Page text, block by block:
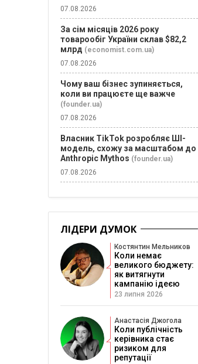
07.08.2026
За сім місяців 2026 року
товарообіг України склав $82,2
млрд (economist.com.ua)
07.08.2026
Чому ваш бізнес зупиняється,
коли ви працюєте ще важче
(founder.ua)
07.08.2026
Власник TikTok розробляє ШІ-
модель, схожу за масштабом до
Anthropic Mythos (founder.ua)
07.08.2026
ЛІДЕРИ ДУМОК
Костянтин Мельников
Коли немає
великого бюджету:
як витягнути
кампанію ідеєю
23 липня 2026
Анастасія Джогола
Коли публічність
керівника стає
ризиком для
репутації